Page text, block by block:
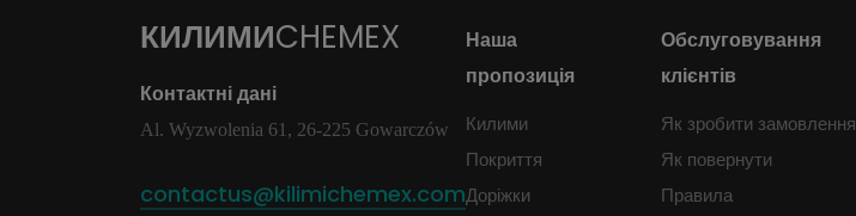
КИЛИМИCHEMEX
Контактні дані
Al. Wyzwolenia 61, 26-225 Gowarczów
contactus@kilimichemex.com
Наша
пропозиція
Килими
Покриття
Доріжки
Обслуговування
клієнтів
Як зробити замовлення
Як повернути
Правила